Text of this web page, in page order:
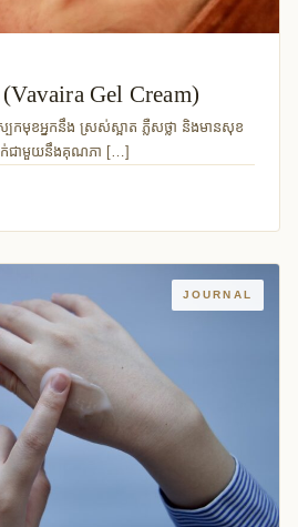
ក្រីមលាបមុខវ៉ាវ៉ៃរា (Vavaira Gel Cream)
កមុខអ្នកនឹង ស្រស់ស្អាត ភ្លឺសថ្លា និងមានសុខ
ក់ជាមួយនឹងគុណភា […]
JOURNAL